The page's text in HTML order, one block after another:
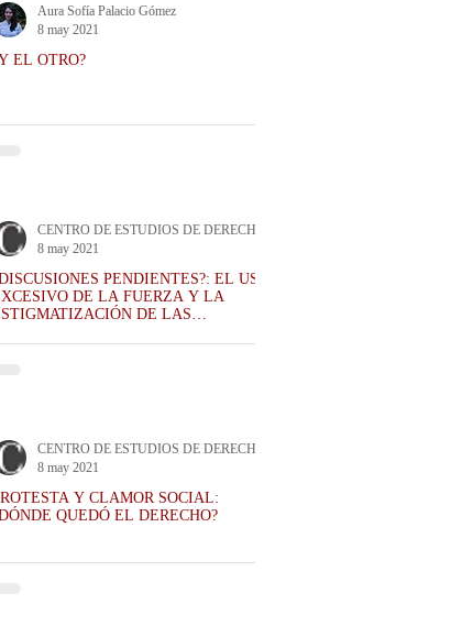
EL OTRO?
Aura Sofía Palacio Gómez
8 may 2021
PENDIENTES?: EL USO
DE LA FUERZA Y LA
DE LAS
8 may 2021
Y CLAMOR SOCIAL:
QUEDÓ EL DERECHO?
8 may 2021